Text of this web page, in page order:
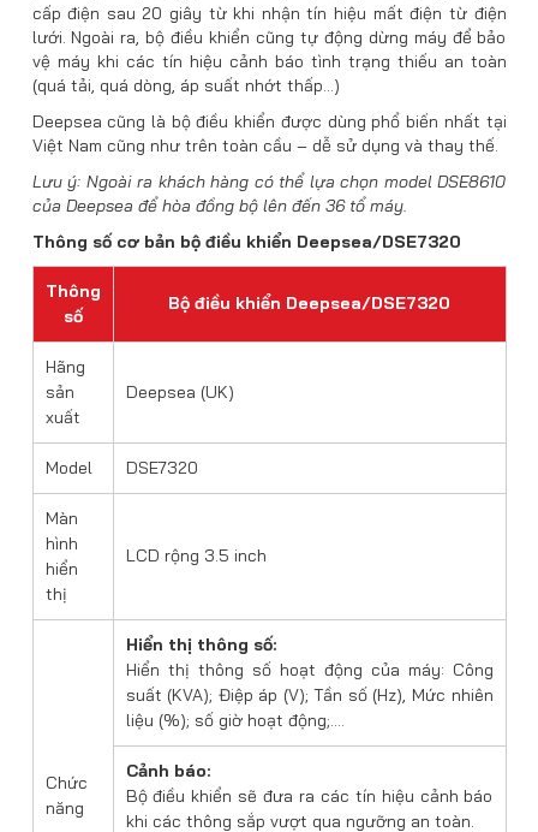
cấp điện sau 20 giây từ khi nhận tín hiệu mất điện từ điện
lưới. Ngoài ra, bộ điều khiển cũng tự động dừng máy để bảo
vệ máy khi các tín hiệu cảnh báo tình trạng thiếu an toàn
(quá tải, quá dòng, áp suất nhớt thấp…)
Deepsea cũng là bộ điều khiển được dùng phổ biến nhất tại
Việt Nam cũng như trên toàn cầu – dễ sử dụng và thay thế.
Lưu ý: Ngoài ra khách hàng có thể lựa chọn model DSE8610
của Deepsea để hòa đồng bộ lên đến 36 tổ máy.
Thông số cơ bản bộ điều khiển Deepsea/DSE7320
Thông
số
Bộ điều khiển Deepsea/DSE7320
Hãng
sản
xuất
Deepsea (UK)
Model DSE7320
Màn
hình
hiển
thị
LCD rộng 3.5 inch
Chức
năng
Hiển thị thông số:
Hiển thị thông số hoạt động của máy: Công
suất (KVA); Điệp áp (V); Tần số (Hz), Mức nhiên
liệu (%); số giờ hoạt động;….
Cảnh báo:
Bộ điều khiển sẽ đưa ra các tín hiệu cảnh báo
khi các thông sắp vượt qua ngưỡng an toàn.